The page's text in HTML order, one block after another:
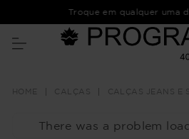
Troque em qualquer uma
CALÇAS CALÇAS JEANS E
There was a problem